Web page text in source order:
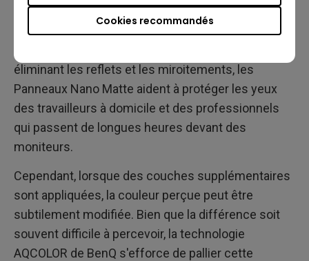
Cookies recommandés
lumière ambiante. Cette technologie de panneau
précise garantit que les Panneaux Nano Matte
éliminant les reflets et les miroitements, les
Panneaux Nano Matte aident à protéger les yeux
des travailleurs à domicile et des professionnels
qui passent de longues heures devant des
moniteurs.
Cependant, lorsque des couches supplémentaires
sont appliquées, la couleur perçue peut être
subtilement modifiée. Bien que la différence soit
souvent difficile à percevoir, la technologie
AQCOLOR de BenQ s'efforce de pallier cette